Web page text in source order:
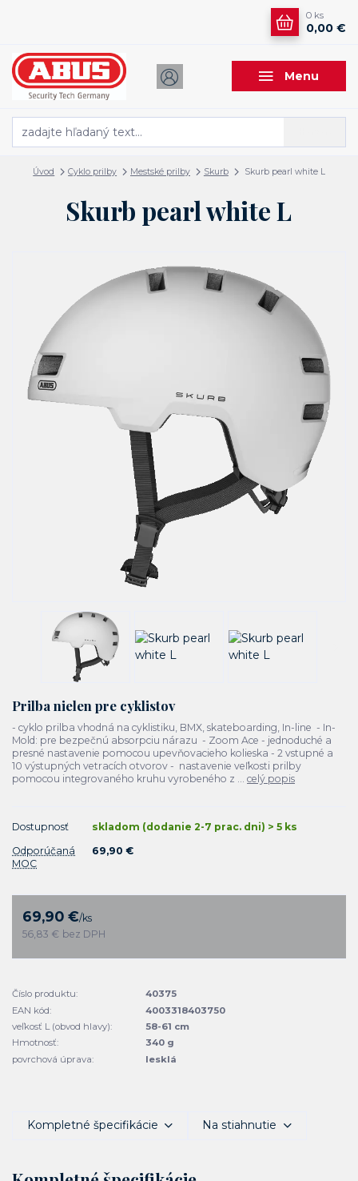
Menu
0 ks
0,00 €
Úvod Cyklo prilby Mestské prilby Skurb Skurb pearl white L
Skurb pearl white L
Prilba nielen pre cyklistov
- cyklo prilba vhodná na cyklistiku, BMX, skateboarding, In-line - In-
Mold: pre bezpečnú absorpciu nárazu - Zoom Ace - jednoduché a
presné nastavenie pomocou upevňovacieho kolieska - 2 vstupné a
10 výstupných vetracích otvorov - nastavenie veľkosti prilby
pomocou integrovaného kruhu vyrobeného z ... celý popis
Dostupnosť
skladom (dodanie 2-7 prac. dni) > 5 ks
Odporúčaná
MOC
69,90 €
69,90 €/ks
56,83 € bez DPH
Číslo produktu:
40375
EAN kód:
4003318403750
veľkosť L (obvod hlavy):
58-61 cm
Hmotnosť:
340 g
povrchová úprava:
lesklá
Kompletné špecifikácie Na stiahnutie